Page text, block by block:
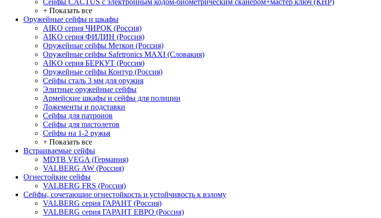
Сейфы CACTUS с электронным кодом-биометрическим сканером+мастер ключ (КНР)
+ Показать все
Оружейные сейфы и шкафы
AIKO серия ЧИРОК (Россия)
AIKO серия ФИЛИН (Россия)
Оружейные сейфы Меткон (Россия)
Оружейные сейфы Safetronics MAXI (Словакия)
AIKO серия БЕРКУТ (Россия)
Оружейные сейфы Контур (Россия)
Сейфы сталь 3 мм для оружия
Элитные оружейные сейфы
Армейские шкафы и сейфы для полиции
Ложементы и подставки
Сейфы для патронов
Сейфы для пистолетов
Сейфы на 1-2 ружья
+ Показать все
Встраиваемые сейфы
MDTB VEGA (Германия)
VALBERG AW (Россия)
Огнестойкие сейфы
VALBERG FRS (Россия)
Сейфы, сочетающие огнестойкость и устойчивость к взлому
VALBERG серия ГАРАНТ (Россия)
VALBERG серия ГАРАНТ ЕВРО (Россия)